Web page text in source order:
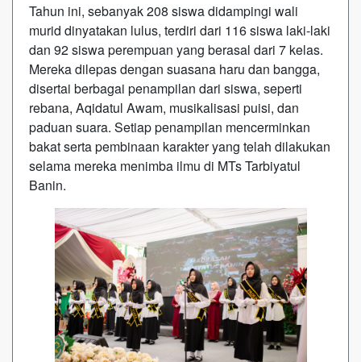
Tahun ini, sebanyak 208 siswa didampingi wali
murid dinyatakan lulus, terdiri dari 116 siswa laki-laki
dan 92 siswa perempuan yang berasal dari 7 kelas.
Mereka dilepas dengan suasana haru dan bangga,
disertai berbagai penampilan dari siswa, seperti
rebana, Aqidatul Awam, musikalisasi puisi, dan
paduan suara. Setiap penampilan mencerminkan
bakat serta pembinaan karakter yang telah dilakukan
selama mereka menimba ilmu di MTs Tarbiyatul
Banin.